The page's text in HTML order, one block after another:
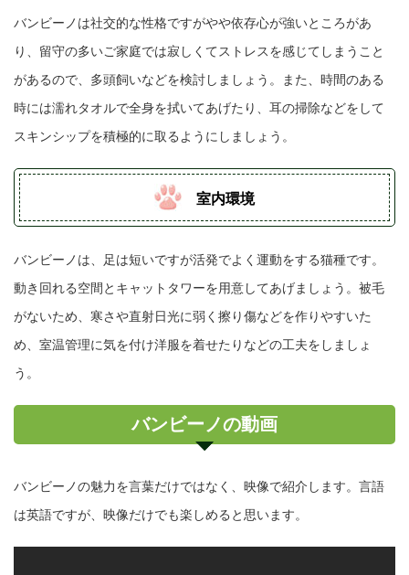
バンビーノは社交的な性格ですがやや依存心が強いところがあ
り、留守の多いご家庭では寂しくてストレスを感じてしまうこと
があるので、多頭飼いなどを検討しましょう。また、時間のある
時には濡れタオルで全身を拭いてあげたり、耳の掃除などをして
スキンシップを積極的に取るようにしましょう。
室内環境
バンビーノは、足は短いですが活発でよく運動をする猫種です。
動き回れる空間とキャットタワーを用意してあげましょう。被毛
がないため、寒さや直射日光に弱く擦り傷などを作りやすいた
め、室温管理に気を付け洋服を着せたりなどの工夫をしましょ
う。
バンビーノの動画
バンビーノの魅力を言葉だけではなく、映像で紹介します。言語
は英語ですが、映像だけでも楽しめると思います。